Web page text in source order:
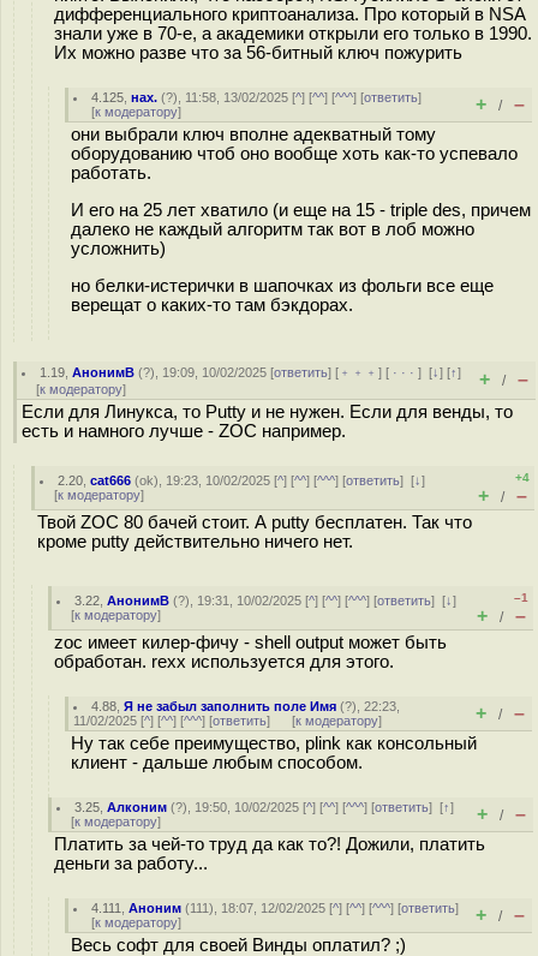
дифференциального криптоанализа. Про который в NSA
знали уже в 70-е, а академики открыли его только в 1990.
Их можно разве что за 56-битный ключ пожурить
4.125 ,нах. (?), 11:58, 13/02/2025 [^] [^^] [^^^] [ответить]
[к модератору] + / –
они выбрали ключ вполне адекватный тому
оборудованию чтоб оно вообще хоть как-то успевало
работать.
И его на 25 лет хватило (и еще на 15 - triple des, причем
далеко не каждый алгоритм так вот в лоб можно
усложнить)
но белки-истерички в шапочках из фольги все еще
верещат о каких-то там бэкдорах.
1.19 ,АнонимВ (?), 19:09, 10/02/2025 [ответить] [ ﹢﹢﹢] [ · · ·][↓] [↑]
[к модератору] + / –
Если для Линукса, то Putty и не нужен. Если для венды, то
есть и намного лучше - ZOC например.
2.20 ,cat666 (ok), 19:23, 10/02/2025 [^] [^^] [^^^] [ответить][↓]
[к модератору]
+4
+ / –
Твой ZOC 80 бачей стоит. А putty бесплатен. Так что
кроме putty действительно ничего нет.
3.22 ,АнонимВ (?), 19:31, 10/02/2025 [^] [^^] [^^^] [ответить][↓]
[к модератору]
–1
+ / –
zoc имеет килер-фичу - shell output может быть
обработан. rexx используется для этого.
4.88 ,Я не забыл заполнить поле Имя (?), 22:23,
11/02/2025 [^] [^^] [^^^] [ответить] [к модератору] + / –
Ну так себе преимущество, plink как консольный
клиент - дальше любым способом.
3.25 ,Алконим (?), 19:50, 10/02/2025 [^] [^^] [^^^] [ответить][↑]
[к модератору] + / –
Платить за чей-то труд да как то?! Дожили, платить
деньги за работу...
4.111 ,Аноним (111), 18:07, 12/02/2025 [^] [^^] [^^^] [ответить]
[к модератору] + / –
Весь софт для своей Винды оплатил? ;)